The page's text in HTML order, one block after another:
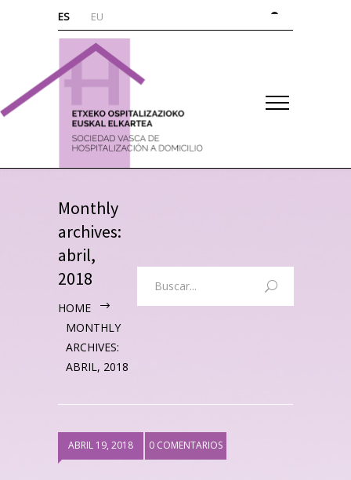
ES EU
Monthly
archives:
abril,
2018
HOME
MONTHLY
ARCHIVES:
ABRIL, 2018
ABRIL 19, 2018 0 COMENTARIOS